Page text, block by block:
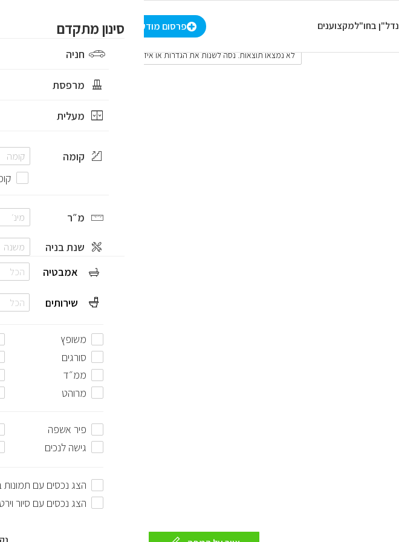
נדל"ן בחו"למקצוענים הרשמה/התחברות פרסום מודעה
כל החדרים - סינון מתקדם
חניה
מרפסת
מעלית
קומה
מ״ר
שנת בניה
אמבטיה
הכל
שירותים הכל
משופץ
סורגים
ממ״ד
מרוהט
פיר אשפה
גישה לנכים
הצג נכסים עם
הצג נכסים עם סיור
לא נמצאו תוצאות. נסה לשנות את הגדרות או איזור החיפוש